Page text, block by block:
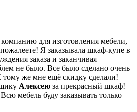
для изготовления мебели,
Я заказывала шкаф-купе в
заказа и заканчивая
не было. Все было сделано очень
тому же мне ещё скидку сделали!
Алексею за прекрасный шкаф!
мебель буду заказывать только